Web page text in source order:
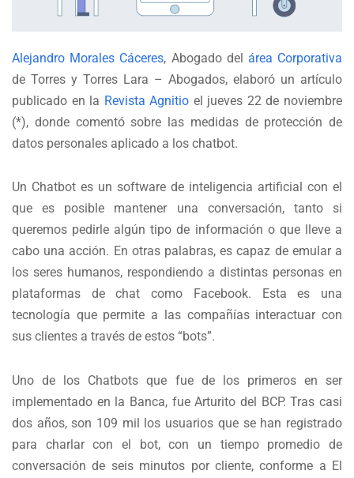
Alejandro Morales Cáceres, Abogado del área Corporativa
de Torres y Torres Lara – Abogados, elaboró un artículo
publicado en la Revista Agnitio el jueves 22 de noviembre
(*), donde comentó sobre las medidas de protección de
datos personales aplicado a los chatbot.
Un Chatbot es un software de inteligencia artificial con el
que es posible mantener una conversación, tanto si
queremos pedirle algún tipo de información o que lleve a
cabo una acción. En otras palabras, es capaz de emular a
los seres humanos, respondiendo a distintas personas en
plataformas de chat como Facebook. Esta es una
tecnología que permite a las compañías interactuar con
sus clientes a través de estos “bots”.
Uno de los Chatbots que fue de los primeros en ser
implementado en la Banca, fue Arturito del BCP. Tras casi
dos años, son 109 mil los usuarios que se han registrado
para charlar con el bot, con un tiempo promedio de
conversación de seis minutos por cliente, conforme a El